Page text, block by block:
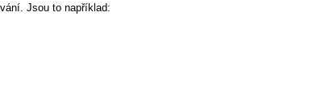
Jsou to například: